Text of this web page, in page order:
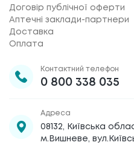
Договір публічної оферти
Аптечні заклади-партнери
Доставка
Оплата
Контактний телефон
0 800 338 035
Адреса
08132, Київська
м.Вишневе,